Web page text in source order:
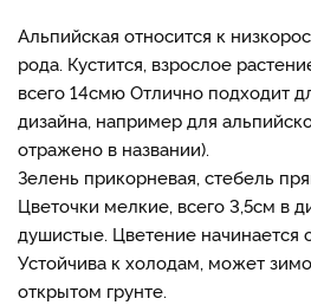
Альпийская относится к
рода. Кустится, взрослое
всего 14смю Отлично подходит
дизайна, например для
отражено в названии).
Зелень прикорневая, стебель
Цветочки мелкие, всего 3,5см в
душистые. Цветение начинается
Устойчива к холодам, может
открытом грунте.